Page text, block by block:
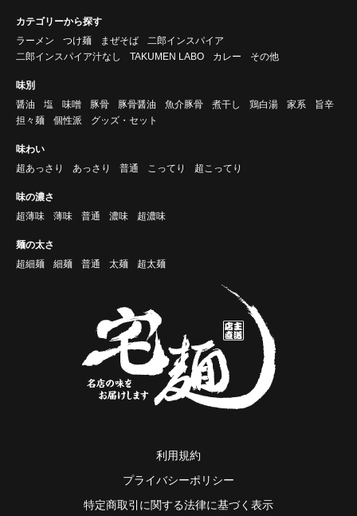
カテゴリーから探す
ラーメン
つけ麺 まぜそば
二郎インスパイア
二郎インスパイア汁なし
TAKUMEN LABO カレー その他
味別
醤油
塩 味噌 豚骨 豚骨醤油 魚介豚骨 煮干し 鶏白湯 家系
旨辛
担々麺
個性派 グッズ・セット
味わい
超あっさり
あっさり 普通 こってり 超こってり
味の濃さ
超薄味
薄味 普通 濃味 超濃味
麺の太さ
超細麺
細麺 普通 太麺 超太麺
利用規約
プライバシーポリシー
特定商取引に関する法律に基づく表示